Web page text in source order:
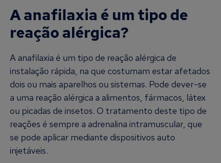
A anafilaxia é um tipo de
reação alérgica?
A anafilaxia é um tipo de reação alérgica de
instalação rápida, na que costumam estar afetados
dois ou mais aparelhos ou sistemas. Pode dever-se
a uma reação alérgica a alimentos, fármacos, látex
ou picadas de insetos. O tratamento deste tipo de
reações é sempre a adrenalina intramuscular, que
se pode aplicar mediante dispositivos auto
injetáveis.